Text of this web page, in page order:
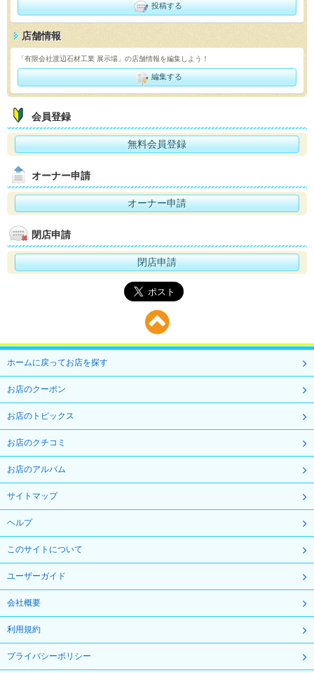
投稿する
店舗情報
「有限会社渡辺石材工業 展示場」の店舗情報を編集しよう！
編集する
会員登録
無料会員登録
オーナー申請
オーナー申請
閉店申請
閉店申請
ホームに戻ってお店を探す
お店のクーポン
お店のトピックス
お店のクチコミ
お店のアルバム
サイトマップ
ヘルプ
このサイトについて
ユーザーガイド
会社概要
利用規約
プライバシーポリシー